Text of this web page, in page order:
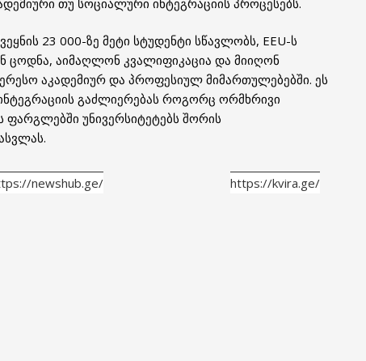
23 000-ზე მეტი სტუდენტი სწავლობს, EEU-ს
ცოდნა, აიმაღლონ კვალიფიკაცია და მიიღონ
აკადემიურ და პროფესიულ მიმართულებებში. ეს
გაძლიერებას როგორც ორმხრივი
ფარგლებში უნივერსიტეტებს შორის
newshub.ge/ https://kvira.ge/